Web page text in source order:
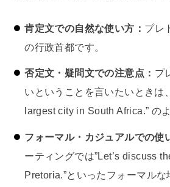
肯定文での自然な使い方： プレ
の行政首都です。
否定文・疑問文での注意点： プ
いということを言いたいときは
largest city in South Africa.” の
フォーマル・カジュアルでの使
ーティングでは”Let’s discuss
Pretoria.”といったフォーマル